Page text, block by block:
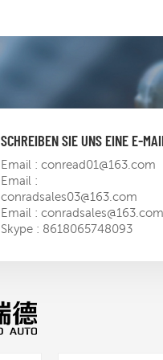
SCHREIBEN SIE UNS EINE E-
Email :conread01@163.com
Email :
conradsales03@163.com
Email :conradsales@163.com
Skype : 8618065748093